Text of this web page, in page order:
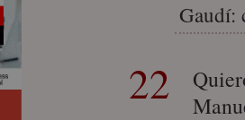
Gaudí:
22